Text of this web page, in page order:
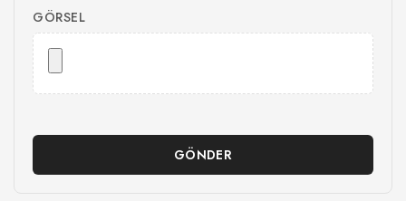
GÖRSEL
GÖNDER